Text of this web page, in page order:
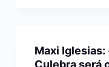
Maxi
Culebra será